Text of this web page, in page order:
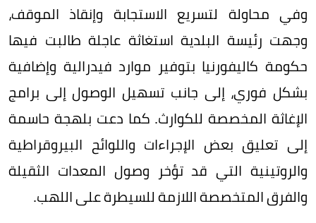
وفي محاولة لتسريع الاستجابة وإنقاذ الموقف،
وجهت رئيسة البلدية استغاثة عاجلة طالبت فيها
حكومة كاليفورنيا بتوفير موارد فيدرالية وإضافية
بشكل فوري، إلى جانب تسهيل الوصول إلى برامج
الإغاثة المخصصة للكوارث. كما دعت بلهجة حاسمة
إلى تعليق بعض الإجراءات واللوائح البيروقراطية
والروتينية التي قد تؤخر وصول المعدات الثقيلة
والفرق المتخصصة اللازمة للسيطرة على اللهب.